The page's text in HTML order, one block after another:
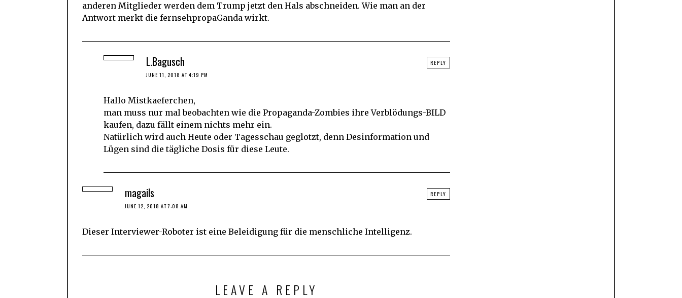
anderen Mitglieder werden dem Trump jetzt den Hals abschneiden. Wie man an der
Antwort merkt die fernsehpropaGanda wirkt.
L.Bagusch
JUNE 11, 2018 AT 4:19 PM
Hallo Mistkaeferchen,
man muss nur mal beobachten wie die Propaganda-Zombies ihre Verblödungs-BILD
kaufen, dazu fällt einem nichts mehr ein.
Natürlich wird auch Heute oder Tagesschau geglotzt, denn Desinformation und
Lügen sind die tägliche Dosis für diese Leute.
REPLY
magails
JUNE 12, 2018 AT 7:08 AM
Dieser Interviewer-Roboter ist eine Beleidigung für die menschliche Intelligenz.
REPLY
LEAVE A REPLY